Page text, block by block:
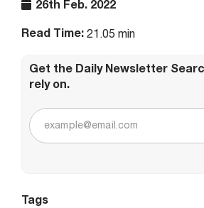
26th Feb. 2022
Read Time: 21.05 min
Get the Daily Newsletter
rely on.
Tags